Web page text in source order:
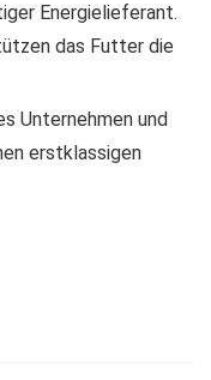
Energielieferant.
das Futter die
Unternehmen und
erstklassigen